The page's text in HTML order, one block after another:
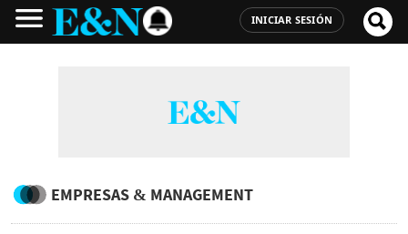
INICIAR SESIÓN
EMPRESAS & MANAGEMENT